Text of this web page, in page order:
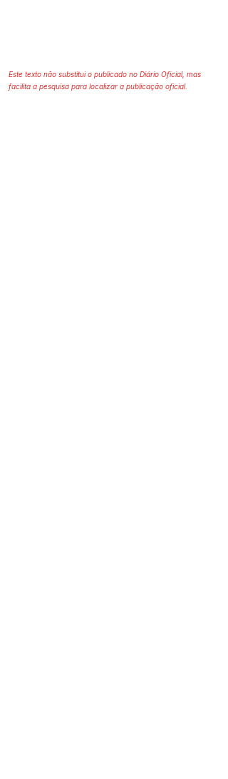
Este texto não substitui o publicado no Diário Oficial, mas
facilita a pesquisa para localizar a publicação oficial.